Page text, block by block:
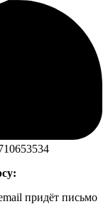
придёт письмо